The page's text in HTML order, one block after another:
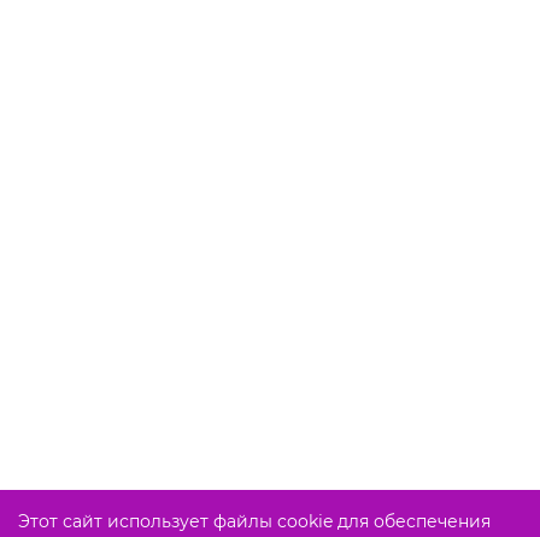
Этот сайт использует файлы cookie для обеспечения